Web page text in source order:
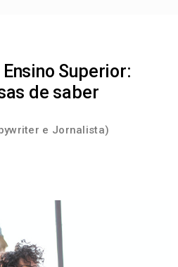
Superior:
de saber
e Jornalista)